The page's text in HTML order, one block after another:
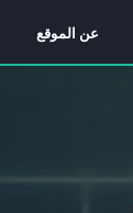
عن الموقع